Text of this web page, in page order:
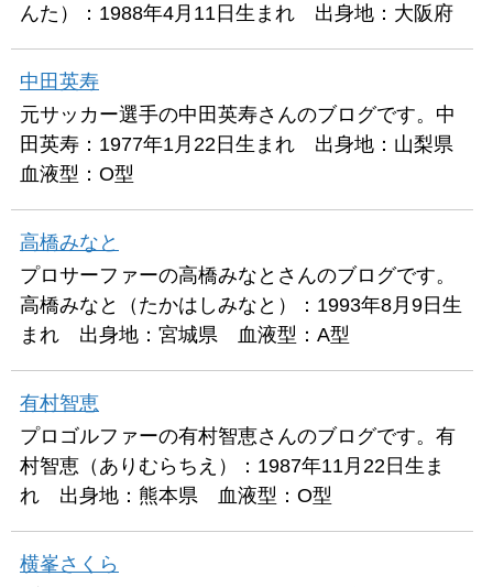
んた）：1988年4月11日生まれ 出身地：大阪府
中田英寿
元サッカー選手の中田英寿さんのブログです。中
田英寿：1977年1月22日生まれ 出身地：山梨県
血液型：O型
高橋みなと
プロサーファーの高橋みなとさんのブログです。
高橋みなと（たかはしみなと）：1993年8月9日生
まれ 出身地：宮城県 血液型：A型
有村智恵
プロゴルファーの有村智恵さんのブログです。有
村智恵（ありむらちえ）：1987年11月22日生ま
れ 出身地：熊本県 血液型：O型
横峯さくら